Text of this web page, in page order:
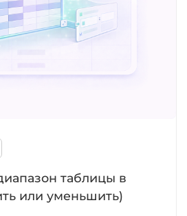
таблицы в
или уменьшить)